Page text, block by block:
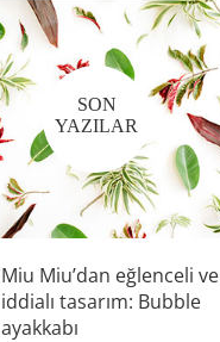
SON
YAZILAR
Miu Miu’dan eğlenceli ve
iddialı tasarım: Bubble
ayakkabı